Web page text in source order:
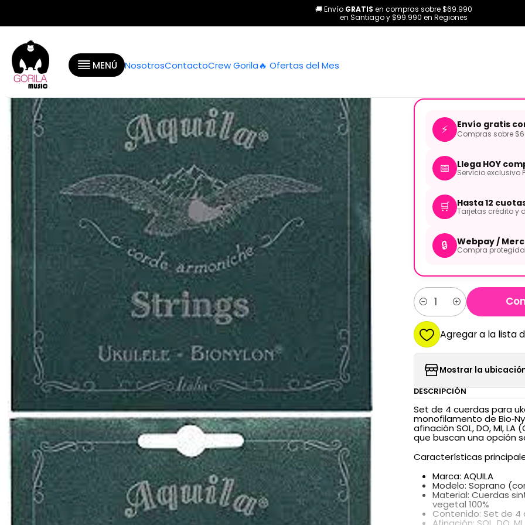
MENÚ NosotrosContactoCrew Gorila🔥 Ofertas del Mes
🚚 Envío GRATIS en compras sobre $69.990
en Santiago y $99.990 en Regiones
Categorías Cuerdas Ukelele Cuerdas Ukelele Soprano
⚡ Envío gratis con
Compras sobre
📅 Llega HOY
Servicio exclusivo
🛒 Hasta 12
Tarjetas crédito y
🔒 Webpay /
Compra
Cantidad
Agregar a la lista
Mostrar la
DESCRIPCIÓN
Set de 4 cuerdas para
monofilamento de
afinación SOL, DO, MI,
que buscan una opción
Características
Marca: AQUILA
Modelo: Soprano
Material: Cuerdas
vegetal 100%
Contenido: Set de 4